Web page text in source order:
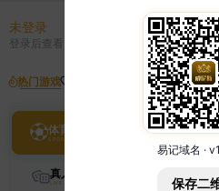
未登录
登录后查看
热门游戏
体育
真人
易记域名 ·
保存二